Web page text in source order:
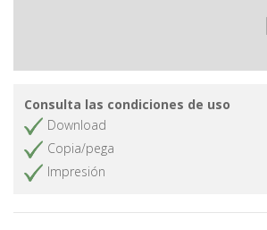
Consulta las condiciones de uso
Download
Copia/pega
Impresión